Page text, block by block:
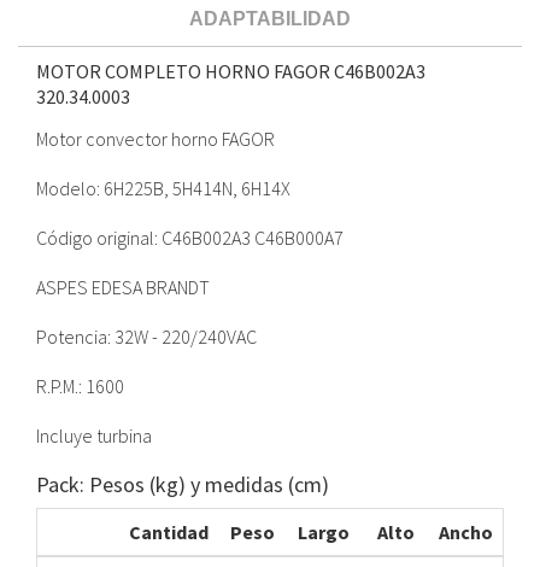
ADAPTABILIDAD
MOTOR COMPLETO HORNO FAGOR C46B002A3
320.34.0003
Motor convector horno FAGOR
Modelo: 6H225B, 5H414N, 6H14X
Código original: C46B002A3 C46B000A7
ASPES EDESA BRANDT
Potencia: 32W - 220/240VAC
R.P.M.: 1600
Incluye turbina
Pack: Pesos (kg) y medidas (cm)
Cantidad Peso Largo Alto
Ancho